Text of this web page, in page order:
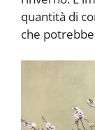
quantità di
che